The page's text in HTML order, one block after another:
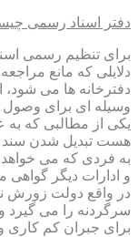
دفتر اسناد رسمی
برای تنظیم رسمی
دلایلی که مانع
دفترخانه ها می
وسیله ای برای وصول
یکی از مطالبی که به
هست تبدیل شدن سند
به فردی که می خواهد
و ادارات دیگر
در واقع دولت زورش
سرگردنه را می گیرد
برای جبران کم کاری